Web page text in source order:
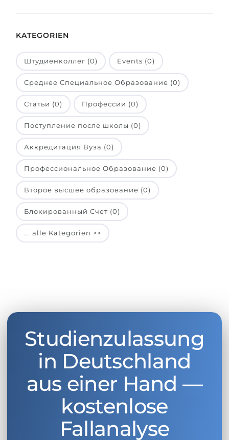
BERATUNG BUCHEN
KATEGORIEN
Штудиенколлег (0) Events (0)
Среднее Специальное Образование (0)
Статьи (0) Профессии (0)
Поступление после школы (0)
Аккредитация Вуза (0)
Профессиональное Образование (0)
Второе высшее образование (0)
Блокированный Счет (0)
... alle Kategorien >>
Studienzulassung
in Deutschland
aus einer Hand —
kostenlose
Fallanalyse